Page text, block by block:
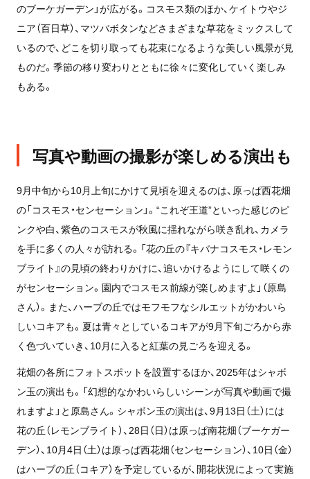
のブーケガーデン」が広がる。コスモス類のほか、ケイトウやジ
ニア（百日草）、マツバボタンなどさまざまな草花をミックスして
いるので、どこを切り取っても花束になるような美しい風景が見
ものだ。季節の移り変わりとともに徐々に変化していく楽しみ
もある。
写真や動画の撮影が楽しめる演出も
9月中旬から10月上旬にかけて見頃を迎えるのは、原っぱ西花畑
の「コスモス・センセーション」。“これぞ王道”といった感じのピ
ンクや白、紫色のコスモスが秋風に揺れながら咲き乱れ、カメラ
を手に多くの人々が訪れる。「花の丘の『キバナコスモス・レモン
ブライト』の見頃の終わりかけに、追いかけるようにして咲くの
がセンセーション。園内でコスモス前線が楽しめますよ」（原島
さん）。また、ハーブの丘ではモフモフなシルエットがかわいら
しいコキアも。夏は青々としているコキアが9月下旬ごろから赤
く色づいていき、10月に入ると紅葉の見ごろを迎える。
花畑の各所にフォトスポットを設置するほか、2025年はシャボ
ン玉の演出も。「幻想的なかわいらしいシーンが写真や動画で撮
れますよ」と原島さん。シャボン玉の演出は、9月13日（土）には
花の丘（レモンブライト）、28日（日）は原っぱ南花畑（ブーケガー
デン）、10月4日（土）は原っぱ西花畑（センセーション）、10日（金）
はハーブの丘（コキア）を予定しているが、開花状況によって実施